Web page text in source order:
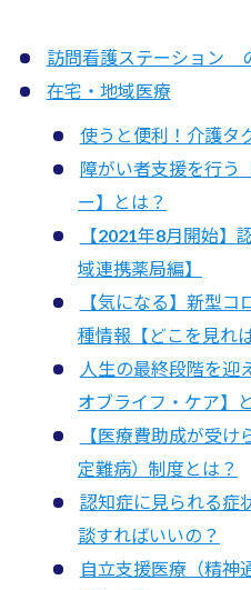
訪問看護ステーション
在宅・地域医療
使うと便利！介護タ
障がい者支援を行う
ー】とは？
【2021年8月開始】
域連携薬局編】
【気になる】新型
種情報【どこを見れ
人生の最終段階を迎
オブライフ・ケア】
【医療費助成が受
定難病）制度とは？
認知症に見られる症
談すればいいの？
自立支援医療（精神